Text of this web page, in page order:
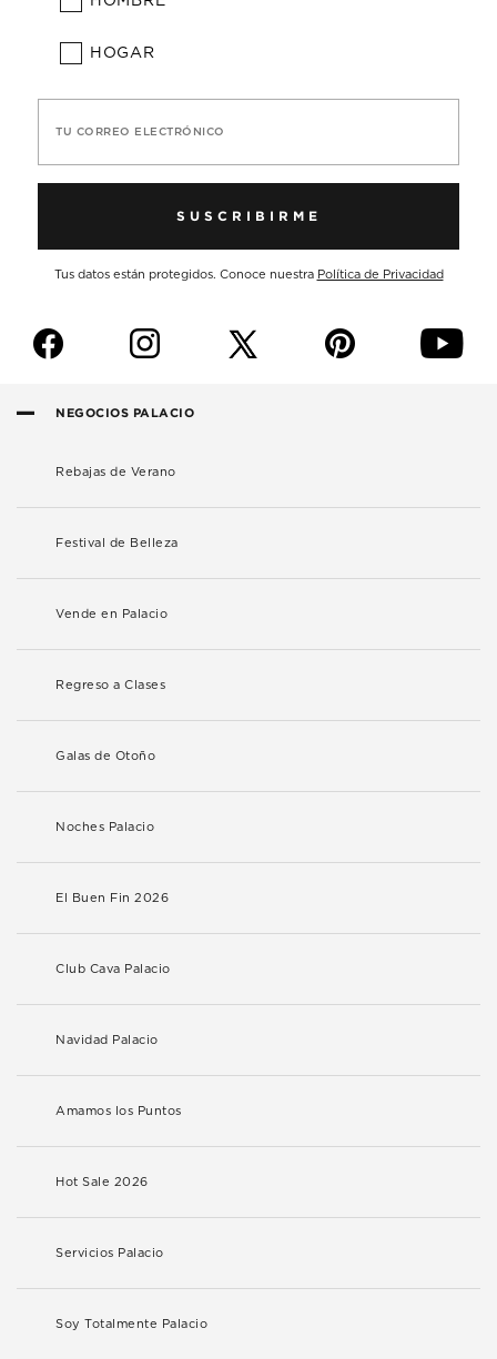
HOGAR
TU CORREO ELECTRÓNICO
SUSCRIBIRME
Tus datos están protegidos. Conoce nuestra Política de Privacidad
f i p y
NEGOCIOS PALACIO
Rebajas de Verano
Festival de Belleza
Vende en Palacio
Regreso a Clases
Galas de Otoño
Noches Palacio
El Buen Fin 2026
Club Cava Palacio
Navidad Palacio
Amamos los Puntos
Hot Sale 2026
Servicios Palacio
Soy Totalmente Palacio